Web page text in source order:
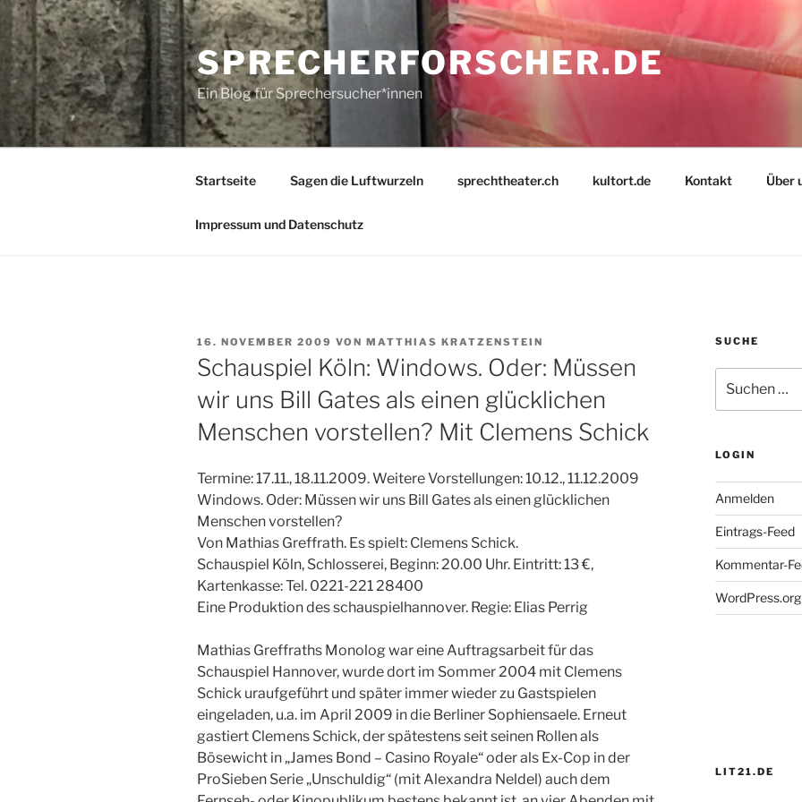
Zum
Inhalt
springen
SPRECHERFORSCHER.DE
Ein Blog für Sprechersucher*innen
Startseite Sagen die Luftwurzeln sprechtheater.ch kultort.de Kontakt Über
Impressum und Datenschutz
VERÖFFENTLICHT
AM
16. NOVEMBER 2009 VON MATTHIAS KRATZENSTEIN
Schauspiel Köln: Windows. Oder: Müssen
wir uns Bill Gates als einen glücklichen
Menschen vorstellen? Mit Clemens Schick
Termine: 17.11., 18.11.2009. Weitere Vorstellungen: 10.12., 11.12.2009
Windows. Oder: Müssen wir uns Bill Gates als einen glücklichen
Menschen vorstellen?
Von Mathias Greffrath. Es spielt: Clemens Schick.
Schauspiel Köln, Schlosserei, Beginn: 20.00 Uhr. Eintritt: 13 €,
Kartenkasse: Tel. 0221-221 28400
Eine Produktion des schauspielhannover. Regie: Elias Perrig
Mathias Greffraths Monolog war eine Auftragsarbeit für das
Schauspiel Hannover, wurde dort im Sommer 2004 mit Clemens
Schick uraufgeführt und später immer wieder zu Gastspielen
eingeladen, u.a. im April 2009 in die Berliner Sophiensaele. Erneut
gastiert Clemens Schick, der spätestens seit seinen Rollen als
Bösewicht in „James Bond – Casino Royale“ oder als Ex-Cop in der
ProSieben Serie „Unschuldig“ (mit Alexandra Neldel) auch dem
SUCHE
nach:
LOGIN
Anmelden
Eintrags-Feed
Kommentar-
WordPress.org
LIT21.DE